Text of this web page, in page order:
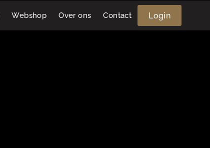
Webshop Over ons Contact Login